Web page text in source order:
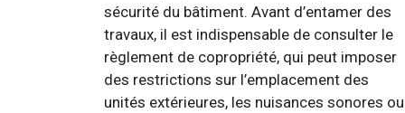
sécurité du bâtiment. Avant d’entamer des
travaux, il est indispensable de consulter le
règlement de copropriété, qui peut imposer
des restrictions sur l’emplacement des
unités extérieures, les nuisances sonores ou